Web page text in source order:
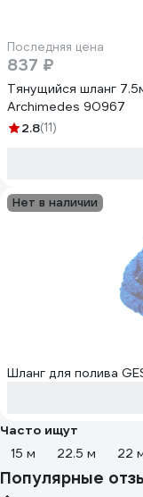
Последняя цена
837 ₽
Тянущийся шланг
Archimedes 90967
2.8(11)
Нет в наличии
Шланг для полива
Часто ищут
15 м
22.5 м 22
Популярные